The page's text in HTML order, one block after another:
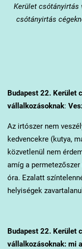
Kerület csótányirtás
csótányirtás
Budapest 22. Kerület
vállalkozásoknak:
Az irtószer nem
kedvencekre (kutya,
közvetlenül nem
amíg a
óra. Ezalatt
helyiségek
Budapest 22. Kerület
vállalkozásoknak: mi